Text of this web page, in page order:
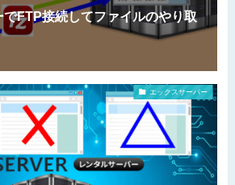
でFTP接続してファイルのやり取
エックスサーバー